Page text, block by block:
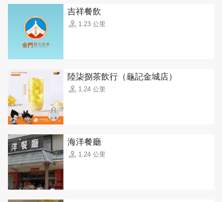
吉祥餐飲
1.23 公里
陸柒捌茶飲行（龜記金城店）
1.24 公里
海洋餐廳
1.24 公里